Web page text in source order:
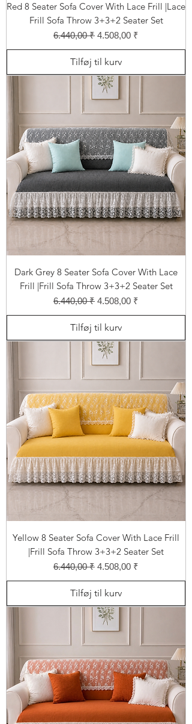
Red 8 Seater Sofa Cover With Lace Frill |Lace
Frill Sofa Throw 3+3+2 Seater Set
Regulær pris
6.440,00 ₹ Salgspris
4.508,00 ₹
Tilføj til kurv
Dark Grey 8 Seater Sofa Cover With Lace
Frill |Frill Sofa Throw 3+3+2 Seater Set
Regulær pris
6.440,00 ₹ Salgspris
4.508,00 ₹
Tilføj til kurv
Yellow 8 Seater Sofa Cover With Lace Frill
|Frill Sofa Throw 3+3+2 Seater Set
Regulær pris
6.440,00 ₹ Salgspris
4.508,00 ₹
Tilføj til kurv